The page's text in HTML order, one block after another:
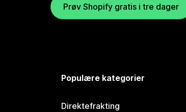
Prøv Shopify gratis i tre dager
Populære kategorier
Direktefrakting